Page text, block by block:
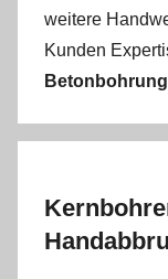
weitere
Kunden